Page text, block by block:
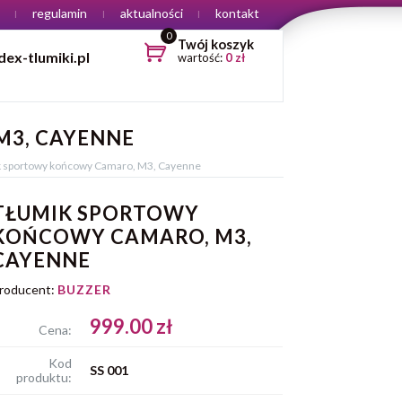
tlumiki.pl
0
Twój koszyk
wartość: 0zł
regulamin aktualności kontakt
CAYENNE
sportowy końcowy Camaro, M3, Cayenne
SPORTOWY
CAMARO, M3,
BUZZER
Cena: 999.00 zł
Kod
produktu:
SS 001